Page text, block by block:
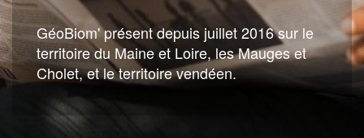
GéoBiom' présent depuis juillet 2016 sur le
territoire du Maine et Loire, les Mauges et
Cholet, et le territoire vendéen.